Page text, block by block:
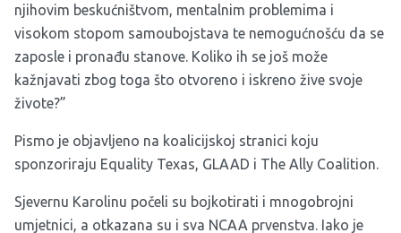
njihovim beskućništvom, mentalnim problemima i
visokom stopom samoubojstava te nemogućnošću da se
zaposle i pronađu stanove. Koliko ih se još može
kažnjavati zbog toga što otvoreno i iskreno žive svoje
živote?”
Pismo je objavljeno na koalicijskoj stranici koju
sponzoriraju Equality Texas, GLAAD i The Ally Coalition.
Sjevernu Karolinu počeli su bojkotirati i mnogobrojni
umjetnici, a otkazana su i sva NCAA prvenstva. Iako je